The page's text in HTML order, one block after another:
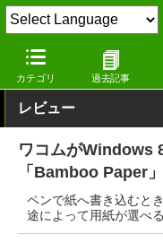
カテゴリ 過去記事
窓の杜 オフィス・ドキュ
レビュー
ワコムがWindows
「Bamboo Paper」
ペンで紙へ書き込むと
途によって用紙が選べる